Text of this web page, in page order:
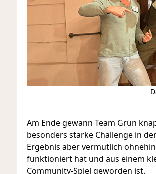
Am Ende gewann Team Grün
besonders starke Challenge in
Ergebnis aber vermutlich
funktioniert hat und aus einem
Community-Spiel geworden ist.